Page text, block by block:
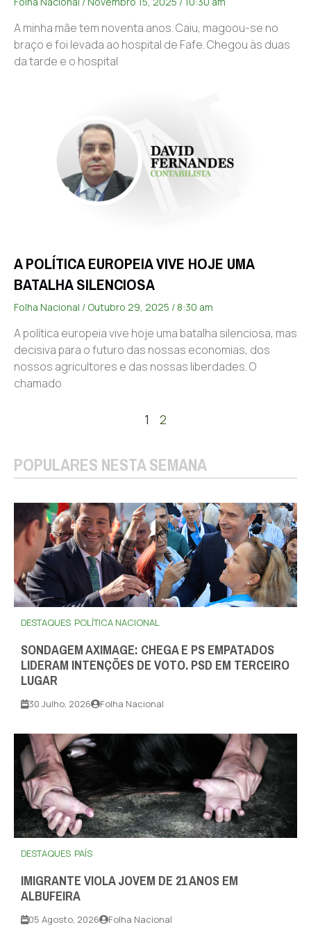
A minha mãe tem noventa anos. Caiu, magoou-se no
braço e foi levada ao hospital de Fafe. Chegou às duas
da tarde e o hospital
A POLÍTICA EUROPEIA VIVE HOJE UMA
BATALHA SILENCIOSA
Folha Nacional Outubro 29, 2025 8:30 am
A política europeia vive hoje uma batalha silenciosa, mas
decisiva para o futuro das nossas economias, dos
nossos agricultores e das nossas liberdades. O
chamado
1 2
POPULARES NESTA SEMANA
DESTAQUES POLÍTICA NACIONAL
SONDAGEM AXIMAGE: CHEGA E PS EMPATADOS
LIDERAM INTENÇÕES DE VOTO. PSD EM TERCEIRO
LUGAR
30 Julho, 2026 Folha Nacional
DESTAQUES PAÍS
IMIGRANTE VIOLA JOVEM DE 21 ANOS EM
ALBUFEIRA
05 Agosto, 2026 Folha Nacional